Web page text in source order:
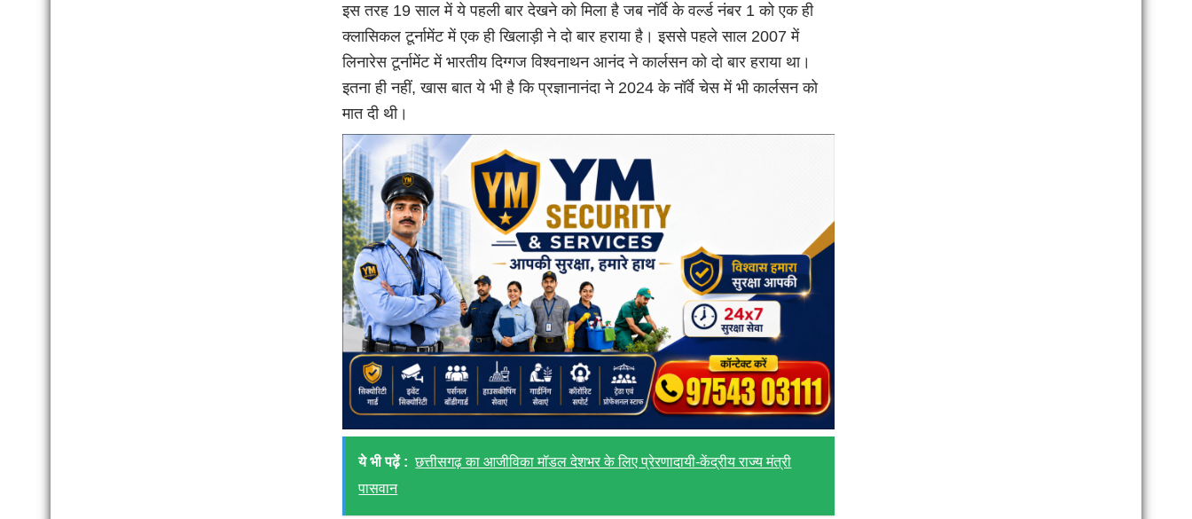
इस तरह 19 साल में ये पहली बार देखने को मिला है जब नॉर्वे के वर्ल्ड नंबर 1 को एक ही
क्लासिकल टूर्नामेंट में एक ही खिलाड़ी ने दो बार हराया है। इससे पहले साल 2007 में
लिनारेस टूर्नामेंट में भारतीय दिग्गज विश्वनाथन आनंद ने कार्लसन को दो बार हराया था।
इतना ही नहीं, खास बात ये भी है कि प्रज्ञानानंदा ने 2024 के नॉर्वे चेस में भी कार्लसन को
मात दी थी।
ये भी पढ़ें : छत्तीसगढ़ का आजीविका मॉडल देशभर के लिए प्रेरणादायी-केंद्रीय राज्य मंत्री
पासवान